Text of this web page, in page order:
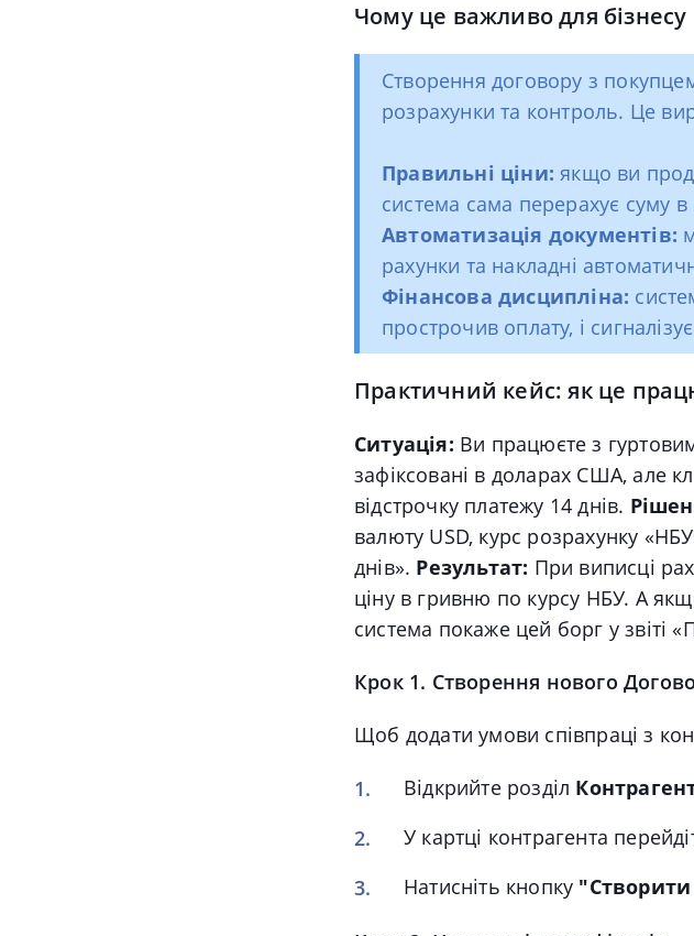
Чому це важливо для бізнесу
Створення договору з
розрахунки та контроль. Це
Правильні ціни: якщо ви
система сама перерахує суму
Автоматизація документів:
рахунки та накладні
Фінансова дисципліна:
прострочив оплату, і
Практичний кейс: як це
Ситуація: Ви працюєте з
зафіксовані в доларах США, але
відстрочку платежу 14 днів.
валюту USD, курс розрахунку
днів». Результат: При виписці
ціну в гривню по курсу НБУ. А
система покаже цей борг у звіті
Крок 1. Створення нового
Щоб додати умови співпраці з
Відкрийте розділ
У картці контрагента
Натисніть кнопку "Створити